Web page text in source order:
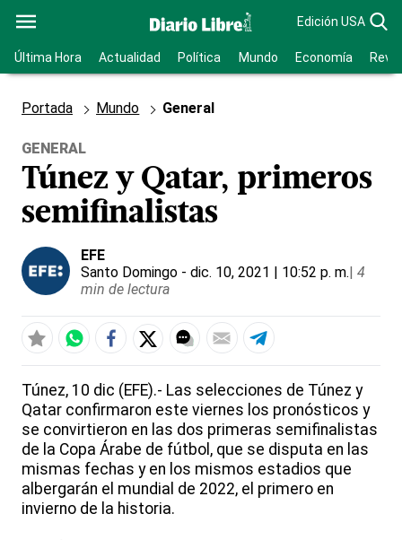
Edición USA
Última Hora Actualidad Política Mundo Economía
Portada Mundo General
GENERAL
Túnez y Qatar, primeros
semifinalistas
EFE
Santo Domingo - dic. 10, 2021 | 10:52 p. m.| 4
min de lectura
Túnez, 10 dic (EFE).- Las selecciones de Túnez y
Qatar confirmaron este viernes los pronósticos y
se convirtieron en las dos primeras semifinalistas
de la Copa Árabe de fútbol, que se disputa en las
mismas fechas y en los mismos estadios que
albergarán el mundial de 2022, el primero en
invierno de la historia.